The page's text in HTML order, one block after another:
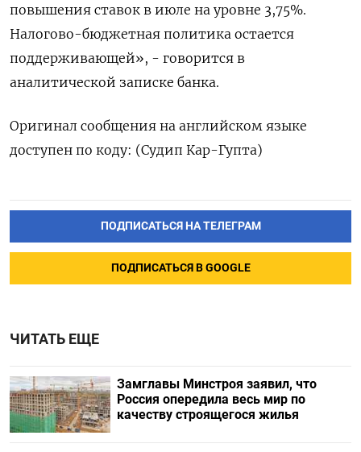
повышения ставок в июле на уровне 3,75%.
Налогово-бюджетная политика остается
поддерживающей», - говорится в
аналитической записке банка.
Оригинал сообщения на английском языке
доступен по коду: (Судип Кар-Гупта)
ПОДПИСАТЬСЯ НА ТЕЛЕГРАМ
ПОДПИСАТЬСЯ В GOOGLE
ЧИТАТЬ ЕЩЕ
Замглавы Минстроя заявил, что
Россия опередила весь мир по
качеству строящегося жилья